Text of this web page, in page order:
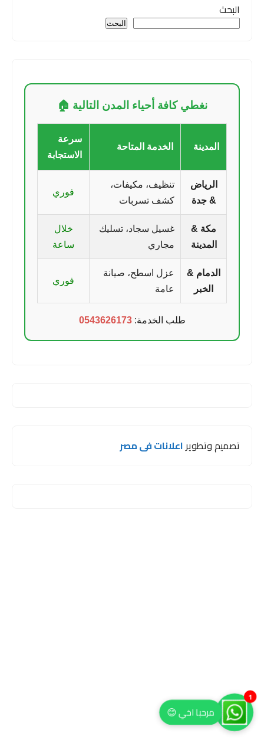
البحث
البحث
نغطي كافة أحياء المدن التالية 🏠
المدينة الخدمة المتاحة
سرعة
الاستجابة
الرياض
& جدة
تنظيف، مكيفات،
كشف تسربات
فوري
مكة &
المدينة
غسيل سجاد، تسليك
مجاري
خلال
ساعة
الدمام &
الخبر
عزل اسطح، صيانة
عامة
فوري
طلب الخدمة:0543626173
تصميم وتطويراعلانات فى مصر
مرحبا اخي 😊